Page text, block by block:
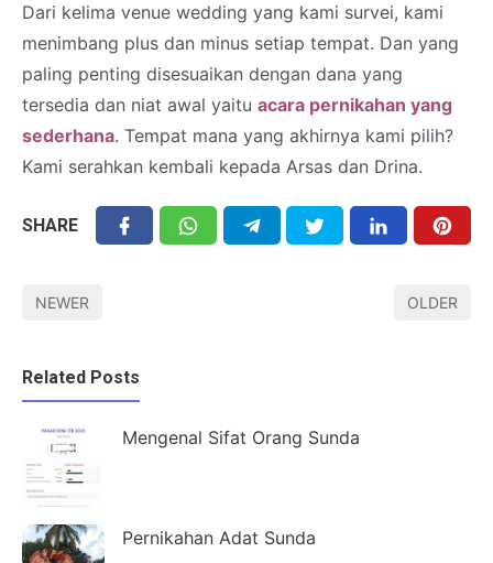
Dari kelima venue wedding yang kami survei, kami
menimbang plus dan minus setiap tempat. Dan yang
paling penting disesuaikan dengan dana yang
tersedia dan niat awal yaitu acara pernikahan yang
sederhana. Tempat mana yang akhirnya kami pilih?
Kami serahkan kembali kepada Arsas dan Drina.
SHARE
NEWER OLDER
Related Posts
Mengenal Sifat Orang Sunda
Pernikahan Adat Sunda